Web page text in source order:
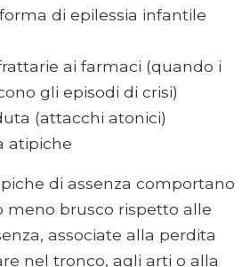
di epilessia infantile
ai farmaci (quando i
gli episodi di crisi)
(attacchi atonici)
atipiche
di assenza comportano
meno brusco rispetto alle
associate alla perdita
nel tronco, agli arti o alla